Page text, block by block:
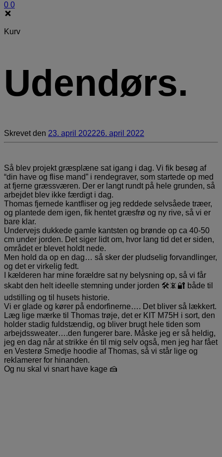
0 0
Kurv
Udendørs.
Skrevetden 23. april 202226. april 2022
Så blev projekt græsplæne sat igang i dag. Vi fik besøg af
“din have og flise mand” i rendegraver, som startede op med
at fjerne græssværen. Der er langt rundt på hele grunden, så
arbejdet blev ikke færdigt i dag.
Thomas fjernede kantfliser og jeg reddede selvsåede træer,
og plantede dem igen, fik hentet græsfrø og ny rive, så vi er
bare klar.
Undervejs dukkede gamle kantsten og brønde op ca 40-50
cm under jorden. Det siger lidt om, hvor lang tid det er siden,
området er blevet holdt nede.
Men hold da op en dag… så sker der pludselig forvandlinger,
og det er virkelig fedt.
I kælderen har mine forældre sat ny belysning op, så vi får
skabt den helt ideelle stemning under jorden 🛠📵🔐 både til
udstilling og til husets historie.
Vi er glade og kører på endorfinerne…. Det bliver så lækkert.
Læg lige mærke til Thomas trøje, det er KIT M75H i sort, den
holder stadig fuldstændig, og bliver brugt hele tiden som
arbejdssweater….den fungerer bare. Måske jeg er så heldig,
jeg en dag når at strikke én til mig selv også, men jeg har fået
en Vesterø Smedje hoodie af Thomas, så vi står lige og
reklamerer for hinanden.
Og nu skal vi snart have kage 🍰